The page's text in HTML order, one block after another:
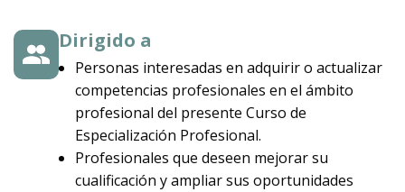
Dirigido a
Personas interesadas en adquirir o actualizar
competencias profesionales en el ámbito
profesional del presente Curso de
Especialización Profesional.
Profesionales que deseen mejorar su
cualificación y ampliar sus oportunidades